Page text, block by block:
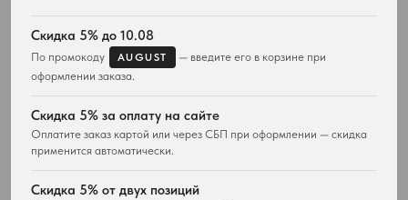
Скидка 5% до 10.08
По промокоду AUGUST
— введите его в корзине при
оформлении заказа.
Скидка 5% за оплату на сайте
Оплатите заказ картой или через СБП при оформлении — скидка
применится автоматически.
Скидка 5% от двух позиций
Весь ассортимент
Подвески и ожерелья
Серьги
Кольца
Часы
Сумки
Для него
ПОКУПАТЕЛЯМ